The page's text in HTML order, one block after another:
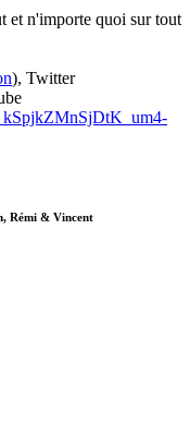
et n'importe quoi sur tout
), Twitter
Rémi & Vincent